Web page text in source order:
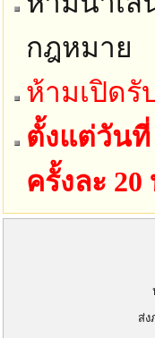
กฎหมาย
ห้ามเปิด
ตั้งแต่วันที่
ครั้งละ 20
ส่ง